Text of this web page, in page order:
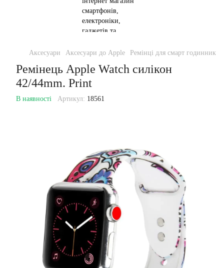
Аксесуари Аксесуари до Apple Ремінці для смарт годинників
Ремінець Apple Watch силікон
42/44mm. Print
В наявності Артикул: 18561